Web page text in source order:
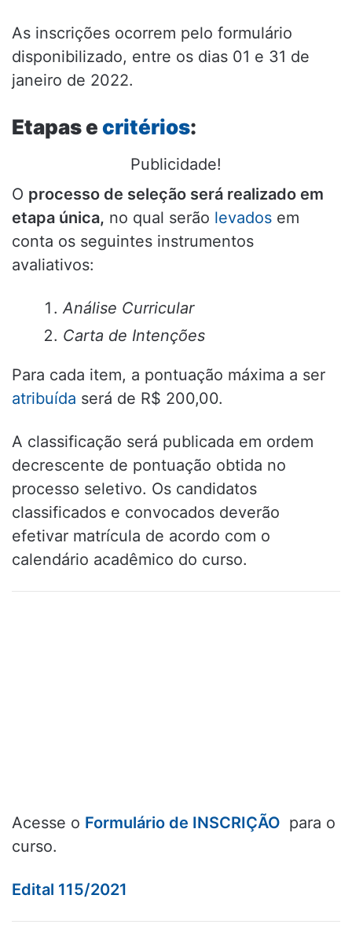
As inscrições ocorrem pelo formulário
disponibilizado, entre os dias 01 e 31 de
janeiro de 2022.
Etapas ecritérios:
Publicidade!
O processo de seleção será realizado em
etapa única, no qual serão levados em
conta os seguintes instrumentos
avaliativos:
Análise Curricular
Carta de Intenções
Para cada item, a pontuação máxima a ser
atribuída será de R$ 200,00.
A classificação será publicada em ordem
decrescente de pontuação obtida no
processo seletivo. Os candidatos
classificados e convocados deverão
efetivar matrícula de acordo com o
calendário acadêmico do curso.
Acesse o Formulário de INSCRIÇÃO para o
curso.
Edital 115/2021